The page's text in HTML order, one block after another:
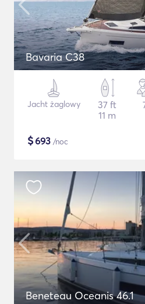
Bavaria C38
Jacht żaglowy
37 ft
11 m
$693 /noc
Beneteau Oceanis 46.1